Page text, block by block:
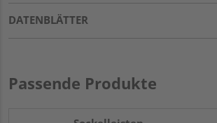
DATENBLÄTTER
Passende Produkte